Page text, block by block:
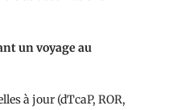
un voyage au
à jour (dTcaP, ROR,